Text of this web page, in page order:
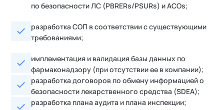
по безопасности ЛС (PBRERs/PSURs) и ACOs;
разработка СОП в соответствии с существующими
требованиями;
имплементация и валидация базы данных по
фармаконадзору (при отсутствии ее в компании);
разработка договоров по обмену информацией о
безопасности лекарственного средства (SDEA);
разработка плана аудита и плана инспекции;